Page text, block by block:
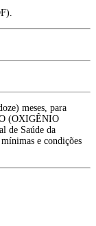
meses, para
(OXIGÊNIO
de Saúde da
e condições